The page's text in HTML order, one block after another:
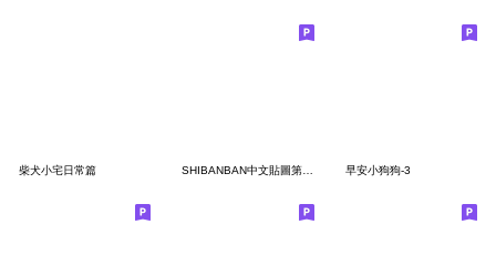
柴犬小宅日常篇 早安小狗狗-3